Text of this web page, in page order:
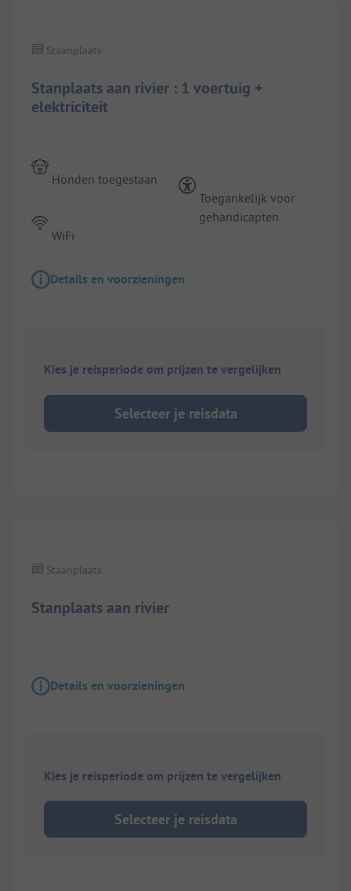
Stanplaats aan rivier : 1 voertuig +
elektriciteit
Staanplaats
Honden toegestaan
WiFi
Toegankelijk voor
gehandicapten
Details en voorzieningen
Kies je reisperiode om prijzen te vergelijken
Selecteer je reisdata
Stanplaats aan rivier
Staanplaats
Details en voorzieningen
Kies je reisperiode om prijzen te vergelijken
Selecteer je reisdata